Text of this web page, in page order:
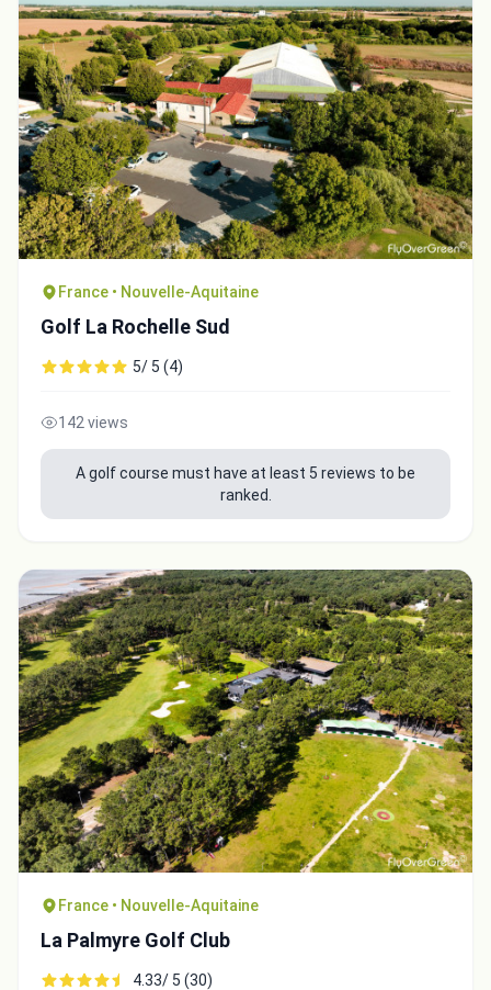
France • Nouvelle-Aquitaine
Golf La Rochelle Sud
5/ 5 (4)
142 views
A golf course must have at least 5 reviews to be
ranked.
France • Nouvelle-Aquitaine
La Palmyre Golf Club
4.33/ 5 (30)